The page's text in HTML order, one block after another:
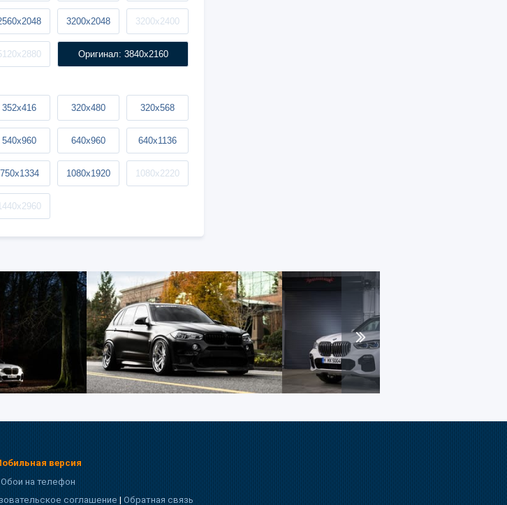
3200x2048 3200x2400
Оригинал: 3840x2160
352x416 320x480 320x568
540x960 640x960 640x1136
750x1334 1080x1920 1080x2220
версия
Обои на телефон
соглашение|Обратная связь